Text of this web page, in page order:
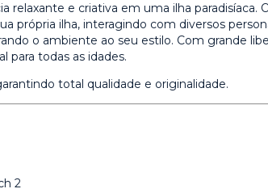
relaxante e criativa em uma ilha paradisíaca.
própria ilha, interagindo com diversos
o ambiente ao seu estilo. Com grande
para todas as idades.
total qualidade e originalidade.
2